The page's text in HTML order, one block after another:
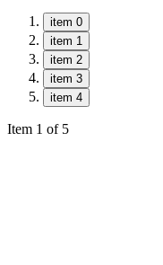
item 0
item 1
item 2
item 3
item 4
Item 1 of 5